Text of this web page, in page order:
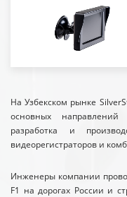
На Узбекском рынке
основных
разработка и
видеорегистраторов и
Инженеры компании
F1 на дорогах России и